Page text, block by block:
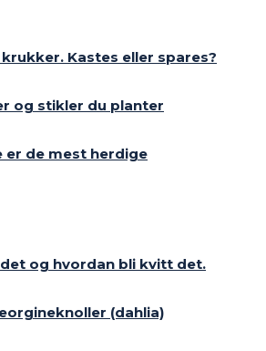
Kastes eller spares?
og stikler du planter
er de mest herdige
og hvordan bli kvitt det.
(dahlia)